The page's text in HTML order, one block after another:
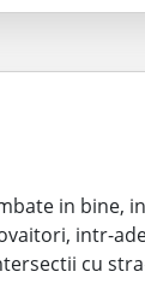
in bine,
intr-
cu